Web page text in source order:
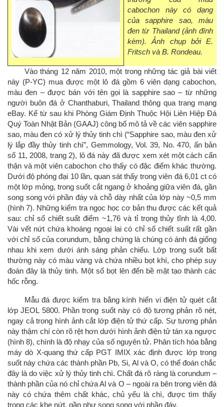
cabochon này có dạng
của sapphire sao, màu
đen từ Thailand (ảnh đính
kèm). Ảnh chụp bởi E.
Fritsch và B. Rondeau.
Vào tháng 12 năm 2010, một trong những tác giả bài viết
này (P-YC) mua được một lô đá gồm 6 viên dạng cabochon,
màu đen – được bán với tên gọi là sapphire sao – từ những
người buôn đá ở Chanthaburi, Thailand thông qua trang mạng
eBay. Kể từ sau khi Phòng Giám Định Thuộc Hội Liên Hiệp Đá
Quý Toàn Nhật Bản (GAAJ) công bố mô tả về các viên sapphire
sao, màu đen có xử lý thủy tinh chì (“Sapphire sao, màu đen xử
lý lắp đầy thủy tinh chì”, Gemmology, Vol. 39, No. 470, ấn bản
số 11, 2008, trang 2), lô đá này đã được xem xét một cách cẩn
thận và một viên cabochon cho thấy có đặc điểm khác thường.
Dưới độ phóng đại 10 lần, quan sát thấy trong viên đá 6,01 ct có
một lớp mỏng, trong suốt cắt ngang ở khoảng giữa viên đá, gần
song song với phần đáy và chỗ dày nhất của lớp này ~0,5 mm
(hình 7). Những kiểm tra ngọc học cơ bản thu được các kết quả
sau: chỉ số chiết suất điểm ~1,76 và tỉ trọng thủy tĩnh là 4,00.
Vài vết nứt chứa khoáng ngoại lai có chỉ số chiết suất rất gần
với chỉ số của corundum, bằng chứng là chúng có ánh đá giống
nhau khi xem dưới ánh sáng phản chiếu. Lớp trong suốt bất
thường này có màu vàng và chứa nhiều bọt khí, cho phép suy
đoán đây là thủy tinh. Một số bọt lên đến bề mặt tạo thành các
hốc rỗng.
Mẫu đá được kiểm tra bằng kính hiển vi điện tử quét cắt
lớp JEOL 5800. Phần trong suốt này có độ tương phản rõ nét,
ngay cả trong hình ảnh cắt lớp điện tử thứ cấp. Sự tương phản
này thậm chí còn rõ rệt hơn dưới hình ảnh điện tử tán xạ ngược
(hình 8), chính là độ nhạy của số nguyên tử. Phân tích hóa bằng
máy dò X-quang thứ cấp PGT IMIX xác định được lớp trong
suốt này chứa các thành phần Pb, Si, Al và O, có thể đoán chắc
đây là do việc xử lý thủy tinh chì. Chất đá rõ ràng là corundum –
thành phần của nó chỉ chứa Al và O – ngoài ra bên trong viên đá
này có chứa thêm chất khác, chủ yếu là chì, được tìm thấy
trong các khe nứt, gần như song song với phần đáy.